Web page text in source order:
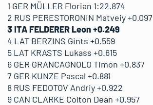
1 GER MÜLLER Florian 1:22.874
2 RUS PERESTORONIN Matveiy +0.097
3 ITA FELDERER Leon +0.249
4 LAT BERZINS Gints +0.559
5 LAT KRASTS Lukass +0.615
6 GER GRANCAGNOLO Timon +0.837
7 GER KUNZE Pascal +0.881
8 RUS FEDOTOV Andriy +0.922
9 CAN CLARKE Colton Dean +0.957